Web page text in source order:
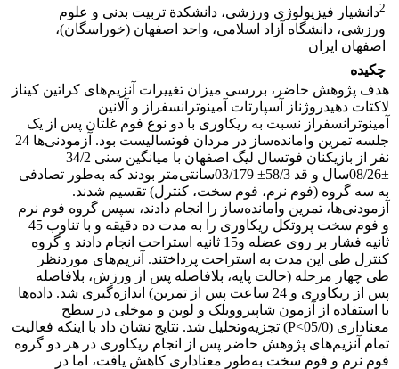
2دانشیار فیزیولوژی ورزشی، دانشکدة تربیت بدنی و علوم
ورزشی، دانشگاه آزاد اسلامی، واحد اصفهان (خوراسگان)،
اصفهان ایران
چکیده
هدف پژوهش حاضر، بررسی میزان تغییرات آنزیم‌های کراتین کیناز
لاکتات دهیدروژناز آسپارتات آمینوترانسفراز و آلانین
آمینوترانسفراز نسبت به ریکاوری با دو نوع فوم غلتان پس از یک
جلسه تمرین وامانده‌ساز در مردان فوتسالیست بود. آزمودنی‌ها 24
نفر از بازیکنان فوتسال لیگ اصفهان با میانگین سنی 34/2
±08/26سال و قد 58/3± 03/179سانتی‌متر بودند که به‌طور تصادفی
به سه گروه (فوم نرم، فوم سخت، کنترل) تقسیم شدند.
آزمودنی‌ها، تمرین وامانده‌ساز را انجام دادند، سپس گروه فوم نرم
و فوم سخت پروتکل ریکاوری را به مدت ده دقیقه و با تناوب 45
ثانیه فشار بر روی عضله و15 ثانیه استراحت انجام دادند و گروه
کنترل طی این مدت به استراحت پرداختند. آنزیم‌های موردنظر
طی چهار مرحله (حالت پایه، بلافاصله پس از ورزش، بلافاصله
پس از ریکاوری و 24 ساعت پس از تمرین) اندازه‌گیری شد. داده‌ها
با استفاده از آزمون شاپیروویلک و لوین و موخلی در سطح
معناداری (05/0>P) تجزیه‌وتحلیل شد. نتایج نشان داد با اینکه فعالیت
تمام آنزیم‌های پژوهش حاضر پس از انجام ریکاوری در هر دو گروه
فوم نرم و فوم سخت به‌طور معناداری کاهش یافت، اما در